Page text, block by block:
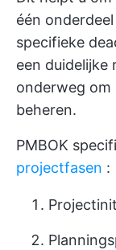
één
specifieke
een duidelijke
onderweg
beheren.
PMBOK
projectfasen :